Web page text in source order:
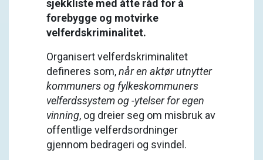
sjekkliste med åtte råd for å
forebygge og motvirke
velferdskriminalitet.
Organisert velferdskriminalitet
defineres som,når en aktør utnytter
kommuners og fylkeskommuners
velferdssystem og -ytelser for egen
vinning, og dreier seg om misbruk av
offentlige velferdsordninger
gjennom bedrageri og svindel.